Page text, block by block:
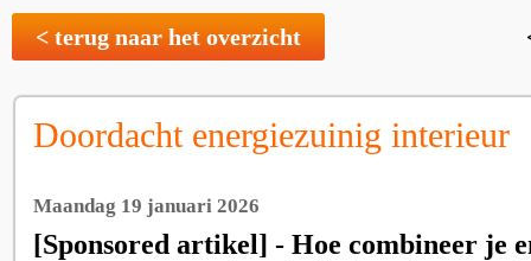
< terug naar het overzicht
Doordacht energiezuinig interieur
Maandag 19 januari 2026
[Sponsored artikel] - Hoe combineer je